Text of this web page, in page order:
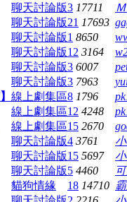
聊天討論版3 17711
聊天討論版21 17693
聊天討論版1 8650
聊天討論版12 3164
聊天討論版3 6007
聊天討論版3 7963
線上劇集區8 1796
線上劇集區12 4248
線上劇集區15 2670
聊天討論版4 3761
聊天討論版15 5697
聊天討論版5 4460
貓狗情緣 18 14710